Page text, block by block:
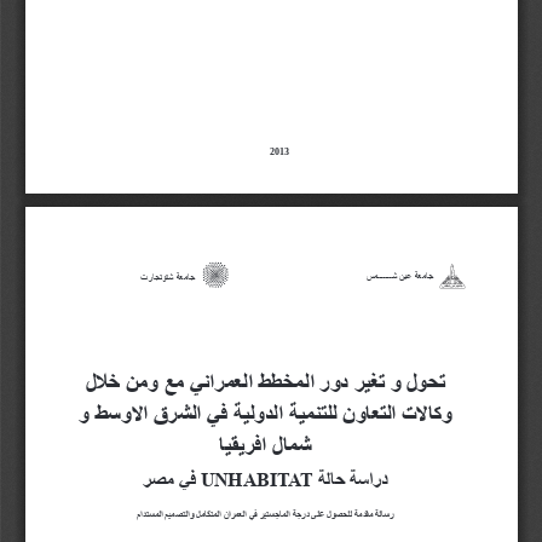
2013
تحول و تغير دور المخطط العمراني مع ومن خلال
وكالات التعاون للتنمية الدولية في الشرق الاوسط و
شمال افريقيا
دراسة حالة UNHABITAT في مصر
رسالة مقدمة للحصول على درجة الماجستير في العمران المتكامل والتصميم المستدام
جامعة شتوتجارت جامعة عين شـــــــمس